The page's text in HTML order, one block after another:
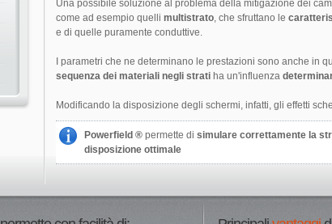
Una possibile soluzione al problema della mitigazione dei
come ad esempio quelli multistrato, che sfruttano le
e di quelle puramente conduttive.
I parametri che ne determinano le prestazioni sono anche in
sequenza dei materiali negli strati ha un'influenza
Modificando la disposizione degli schermi, infatti, gli effetti
Powerfield ® permette di simulare correttamente la
disposizione ottimale